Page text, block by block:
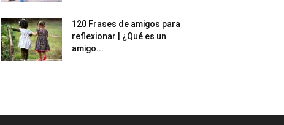
120 Frases de amigos para
reflexionar | ¿Qué es un
amigo...